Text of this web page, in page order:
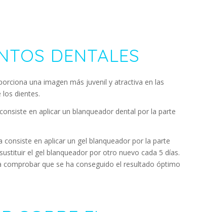
DENTALES
una imagen más juvenil y atractiva en las
dientes.
en aplicar un blanqueador dental por la parte
en aplicar un gel blanqueador por la parte
el gel blanqueador por otro nuevo cada 5 días.
que se ha conseguido el resultado óptimo